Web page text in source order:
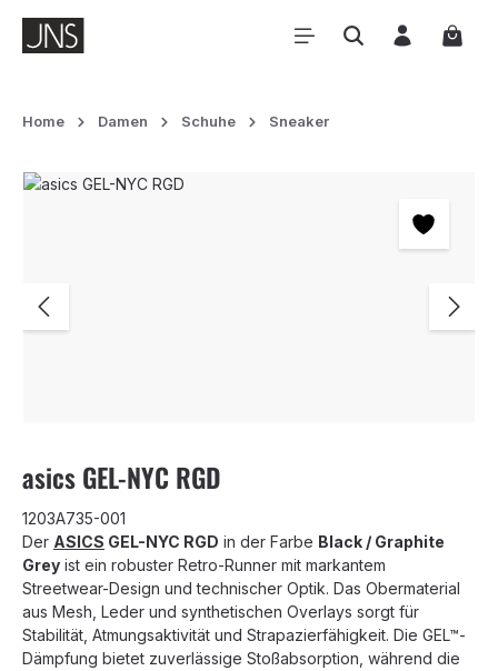
Zum Hauptinhalt springen
Home Damen Schuhe Sneaker
Bildergalerie überspringen
asics GEL-NYC RGD
1203A735-001
Der ASICS GEL-NYC RGD in der Farbe Black / Graphite
Grey ist ein robuster Retro-Runner mit markantem
Streetwear-Design und technischer Optik. Das Obermaterial
aus Mesh, Leder und synthetischen Overlays sorgt für
Stabilität, Atmungsaktivität und Strapazierfähigkeit. Die GEL™-
Dämpfung bietet zuverlässige Stoßabsorption, während die